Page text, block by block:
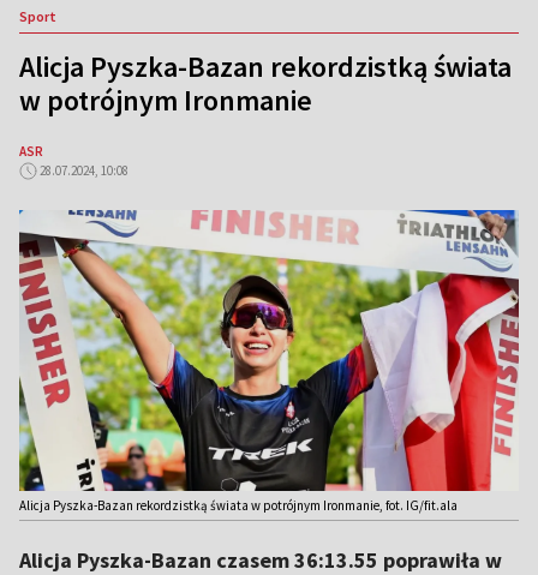
Sport
Alicja Pyszka-Bazan rekordzistką świata
w potrójnym Ironmanie
ASR
28.07.2024, 10:08
Alicja Pyszka-Bazan rekordzistką świata w potrójnym Ironmanie, fot. IG/fit.ala
Alicja Pyszka-Bazan czasem 36:13.55 poprawiła w